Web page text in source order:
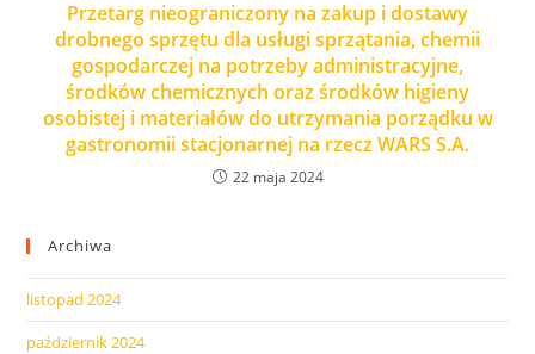
Przetarg nieograniczony na zakup i dostawy
drobnego sprzętu dla usługi sprzątania, chemii
gospodarczej na potrzeby administracyjne,
środków chemicznych oraz środków higieny
osobistej i materiałów do utrzymania porządku w
gastronomii stacjonarnej na rzecz WARS S.A.
22 maja 2024
Archiwa
listopad 2024
październik 2024